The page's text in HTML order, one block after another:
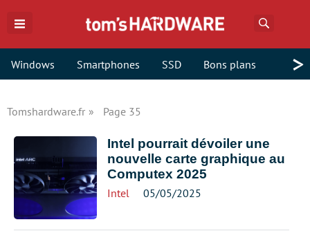
Windows Smartphones SSD Bons plans >
Tomshardware.fr Page 35
Intel pourrait dévoiler une
nouvelle carte graphique au
Computex 2025
Intel 05/05/2025